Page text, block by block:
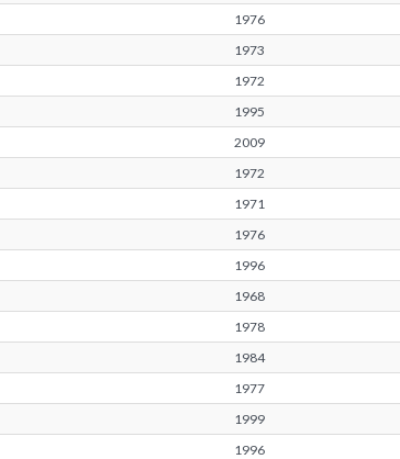
1976
1973
1972
1995
2009
1972
1971
1976
1996
1968
1978
1984
1977
1999
1996